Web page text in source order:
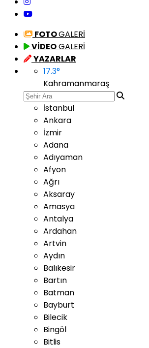
FOTOGALERİ
VİDEOGALERİ
YAZARLAR
17.3°
Kahramanmaraş
İstanbul
Ankara
İzmir
Adana
Adıyaman
Afyon
Ağrı
Aksaray
Amasya
Antalya
Ardahan
Artvin
Aydın
Balıkesir
Bartın
Batman
Bayburt
Bilecik
Bingöl
Bitlis